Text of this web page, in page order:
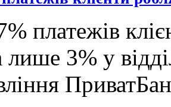
платежів
лише 3% у